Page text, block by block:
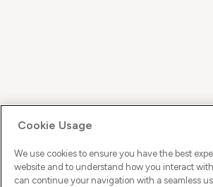
Cookie Usage
We use cookies to ensure you have the best
website and to understand how you interact
can continue your navigation with a seamless